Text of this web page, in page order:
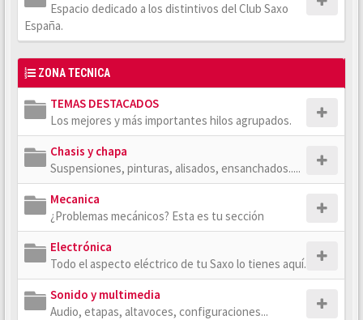
Espacio dedicado a los distintivos del Club Saxo
España.
ZONA TECNICA
TEMAS DESTACADOS
Los mejores y más importantes hilos agrupados.
Chasis y chapa
Suspensiones, pinturas, alisados, ensanchados.....
Mecanica
¿Problemas mecánicos? Esta es tu sección
Electrónica
Todo el aspecto eléctrico de tu Saxo lo tienes aquí.
Sonido y multimedia
Audio, etapas, altavoces, configuraciones...